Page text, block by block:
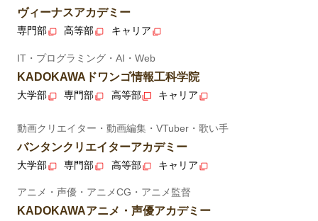
ヴィーナスアカデミー
専門部 高等部 キャリア
IT・プログラミング・AI・Web
KADOKAWAドワンゴ情報工科学院
大学部 専門部 高等部 キャリア
動画クリエイター・動画編集・VTuber・歌い手
バンタンクリエイターアカデミー
大学部 専門部 高等部 キャリア
アニメ・声優・アニメCG・アニメ監督
KADOKAWAアニメ・声優アカデミー